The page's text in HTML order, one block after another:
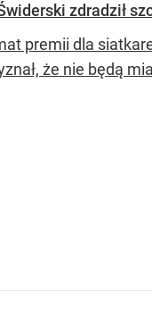
zdradził
premii dla
że nie będą